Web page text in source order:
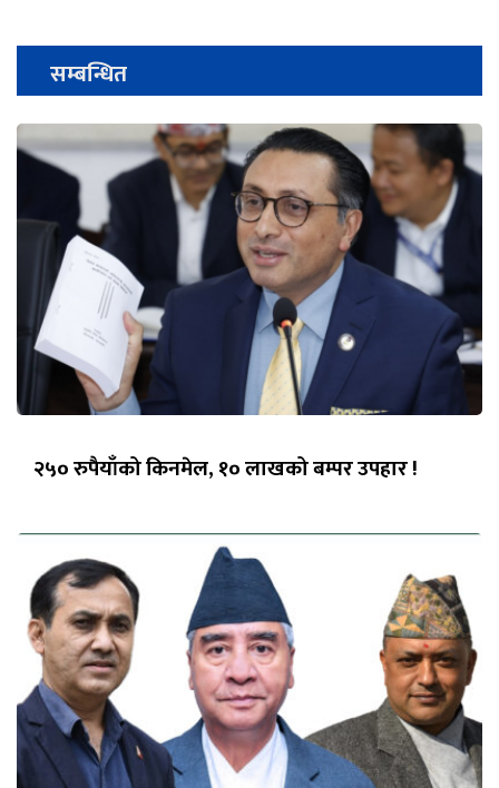
सम्बन्धित
२५० रुपैयाँको किनमेल, १० लाखको बम्पर उपहार !